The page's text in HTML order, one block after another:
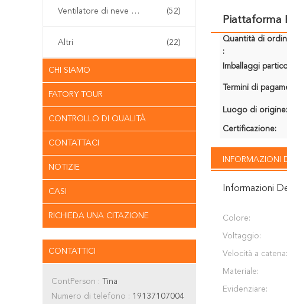
Ventilatore di neve e della foglia (52)
Altri (22)
CHI SIAMO
FATORY TOUR
CONTROLLO DI QUALITÀ
CONTATTACI
NOTIZIE
CASI
RICHIEDA UNA CITAZIONE
CONTATTICI
ContPerson : Tina
Numero di telefono : 19137107004
Piattaforma
Quantità di
:
Imballaggi
Termini di
Luogo di origine:
Certificazione:
INFORMAZIONI
Informazioni
Colore:
Voltaggio:
Velocità a catena:
Materiale:
Evidenziare: